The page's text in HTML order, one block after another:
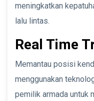
meningkatkan
lalu lintas.
Real Time
Memantau posisi
menggunakan
pemilik armada untuk